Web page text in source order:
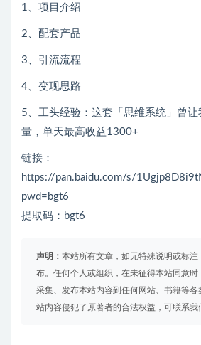
1、​项目介绍
2、配套产品
3 、 引流流程
4、变现思路
5、工头经验：这套「思维系统」曾
量，单天最高收益1300+
链接：
https://pan.baidu.com/s/
pwd=bgt6
提取码：bgt6
声明： 本站所有文章，如无特殊说明或标注
布。任何个人或组织，在未征得本站同意时
采集、发布本站内容到任何网站、书籍等
站内容侵犯了原著者的合法权益，可联系我